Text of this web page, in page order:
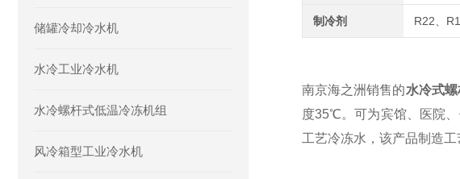
储罐冷却冷水机
水冷工业冷水机
水冷螺杆式低温冷冻机组
风冷箱型工业冷水机
制冷剂 R22、
南京海之洲销售的水冷式
度35℃。可为宾馆、医院
工艺冷冻水，该产品制造工